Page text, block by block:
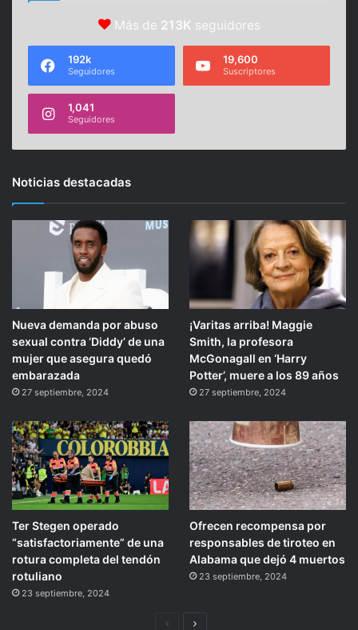
Más de 213K seguidores
192k
Seguidores
19,600
Suscriptores
1,041
Seguidores
Noticias destacadas
Nueva demanda por abuso
sexual contra ‘Diddy’ de una
mujer que asegura quedó
embarazada
27 septiembre, 2024
¡Varitas arriba! Maggie
Smith, la profesora
McGonagall en ‘Harry
Potter’, muere a los 89 años
27 septiembre, 2024
Ter Stegen operado
“satisfactoriamente” de una
rotura completa del tendón
rotuliano
23 septiembre, 2024
Ofrecen recompensa por
responsables de tiroteo en
Alabama que dejó 4 muertos
23 septiembre, 2024
PáginaSiguiente